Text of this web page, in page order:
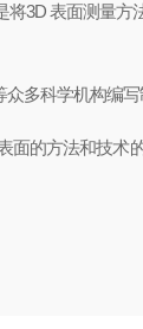
3D 表面测量
多科学机构编写
的方法和技术